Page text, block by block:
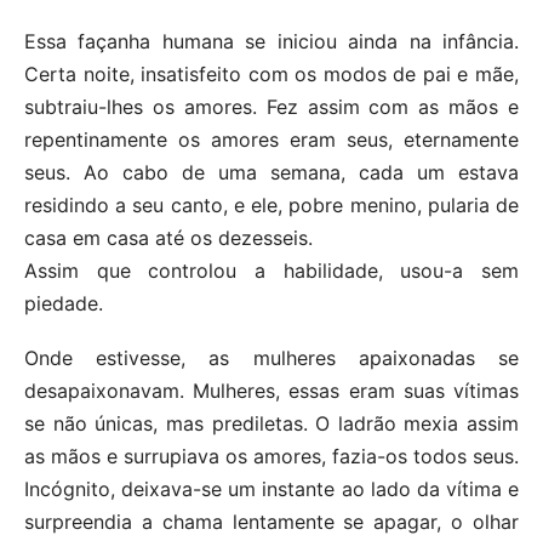
Essa façanha humana se iniciou ainda na infância.
Certa noite, insatisfeito com os modos de pai e mãe,
subtraiu-lhes os amores. Fez assim com as mãos e
repentinamente os amores eram seus, eternamente
seus. Ao cabo de uma semana, cada um estava
residindo a seu canto, e ele, pobre menino, pularia de
casa em casa até os dezesseis.
Assim que controlou a habilidade, usou-a sem
piedade.
Onde estivesse, as mulheres apaixonadas se
desapaixonavam. Mulheres, essas eram suas vítimas
se não únicas, mas prediletas. O ladrão mexia assim
as mãos e surrupiava os amores, fazia-os todos seus.
Incógnito, deixava-se um instante ao lado da vítima e
surpreendia a chama lentamente se apagar, o olhar